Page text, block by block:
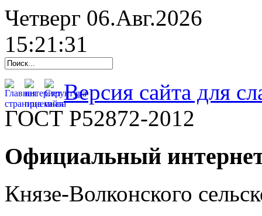
Четверг 06.Авг.2026
15:21:32
Версия сайта для
ГОСТ Р52872-2012
Официальный
Князе-Волконского